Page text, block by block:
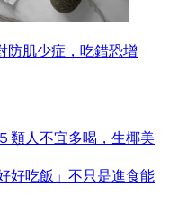
防肌少症，吃錯恐增
類人不宜多喝，生椰美
好吃飯」不只是進食能